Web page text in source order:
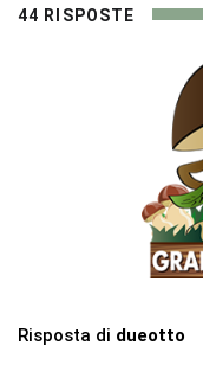
44 RISPOSTE
Risposta di dueotto